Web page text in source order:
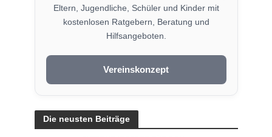
Eltern, Jugendliche, Schüler und Kinder mit
kostenlosen Ratgebern, Beratung und
Hilfsangeboten.
Vereinskonzept
Die neusten Beiträge